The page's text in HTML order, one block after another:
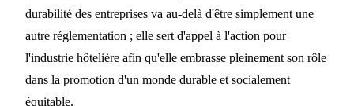
durabilité des entreprises va au-delà d'être simplement une
autre réglementation ; elle sert d'appel à l'action pour
l'industrie hôtelière afin qu'elle embrasse pleinement son rôle
dans la promotion d'un monde durable et socialement
équitable.